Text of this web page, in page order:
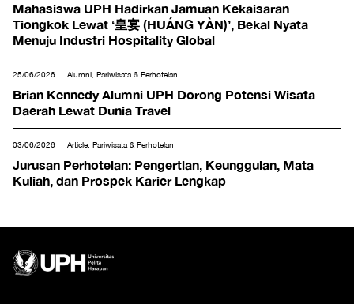
Mahasiswa UPH Hadirkan Jamuan Kekaisaran
Tiongkok Lewat ‘皇宴 (HUÁNG YÀN)’, Bekal Nyata
Menuju Industri Hospitality Global
25/06/2026 Alumni, Pariwisata & Perhotelan
Brian Kennedy Alumni UPH Dorong Potensi Wisata
Daerah Lewat Dunia Travel
03/06/2026 Article, Pariwisata & Perhotelan
Jurusan Perhotelan: Pengertian, Keunggulan, Mata
Kuliah, dan Prospek Karier Lengkap